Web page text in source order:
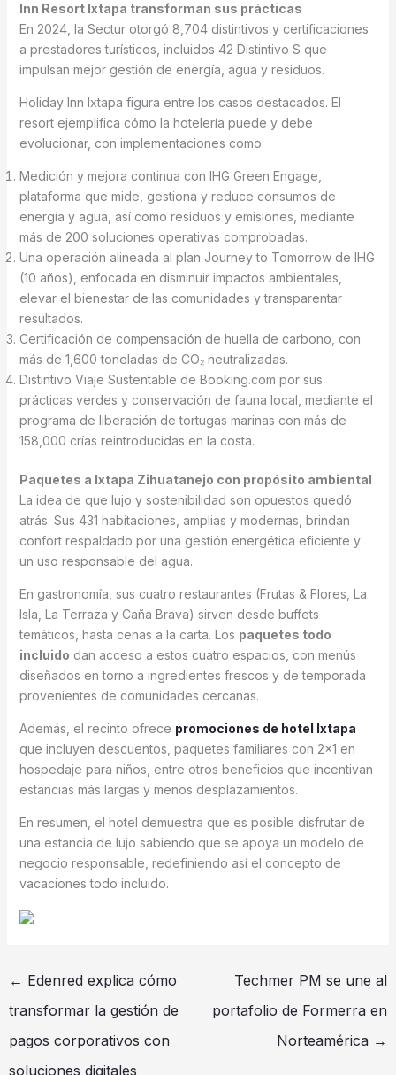
Inn Resort Ixtapa transforman sus prácticas
En 2024, la Sectur otorgó 8,704 distintivos y certificaciones
a prestadores turísticos, incluidos 42 Distintivo S que
impulsan mejor gestión de energía, agua y residuos.
Holiday Inn Ixtapa figura entre los casos destacados. El
resort ejemplifica cómo la hotelería puede y debe
evolucionar, con implementaciones como:
Medición y mejora continua con IHG Green Engage,
plataforma que mide, gestiona y reduce consumos de
energía y agua, así como residuos y emisiones, mediante
más de 200 soluciones operativas comprobadas.
Una operación alineada al plan Journey to Tomorrow de IHG
(10 años), enfocada en disminuir impactos ambientales,
elevar el bienestar de las comunidades y transparentar
resultados.
Certificación de compensación de huella de carbono, con
más de 1,600 toneladas de CO₂ neutralizadas.
Distintivo Viaje Sustentable de Booking.com por sus
prácticas verdes y conservación de fauna local, mediante el
programa de liberación de tortugas marinas con más de
158,000 crías reintroducidas en la costa.
Paquetes a Ixtapa Zihuatanejo con propósito ambiental
La idea de que lujo y sostenibilidad son opuestos quedó
atrás. Sus 431 habitaciones, amplias y modernas, brindan
confort respaldado por una gestión energética eficiente y
un uso responsable del agua.
En gastronomía, sus cuatro restaurantes (Frutas & Flores, La
Isla, La Terraza y Caña Brava) sirven desde buffets
temáticos, hasta cenas a la carta. Los paquetes todo
incluido dan acceso a estos cuatro espacios, con menús
diseñados en torno a ingredientes frescos y de temporada
provenientes de comunidades cercanas.
Además, el recinto ofrece promociones de hotel Ixtapa
que incluyen descuentos, paquetes familiares con 2×1 en
hospedaje para niños, entre otros beneficios que incentivan
estancias más largas y menos desplazamientos.
En resumen, el hotel demuestra que es posible disfrutar de
una estancia de lujo sabiendo que se apoya un modelo de
negocio responsable, redefiniendo así el concepto de
vacaciones todo incluido.
← Edenred explica cómo
transformar la gestión de
pagos corporativos con
soluciones digitales
Techmer PM se une al
portafolio de Formerra en
Norteamérica →